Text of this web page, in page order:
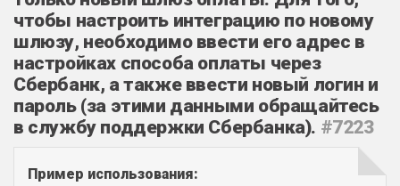
чтобы настроить интеграцию по новому
шлюзу, необходимо ввести его адрес в
настройках способа оплаты через
Сбербанк, а также ввести новый логин и
пароль (за этими данными обращайтесь
в службу поддержки Сбербанка). #7223
Пример использования: